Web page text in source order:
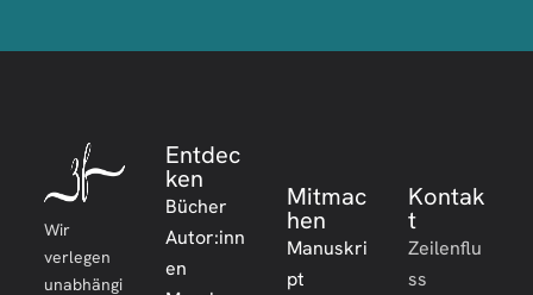
Wir
verlegen
unabhängi
Entdec
ken
Bücher
Autor:inn
en
Mitmac
hen
Manuskri
pt
Kontak
t
Zeilenflu
ss